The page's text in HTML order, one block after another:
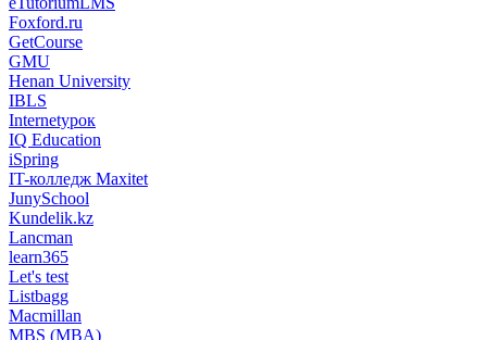
Foxford.ru
GetCourse
GMU
Henan University
IBLS
Internetурок
IQ Education
iSpring
IT-колледж Maxitet
JunySchool
Kundelik.kz
Lancman
learn365
Let's test
Listbagg
Macmillan
MBS (MBA)